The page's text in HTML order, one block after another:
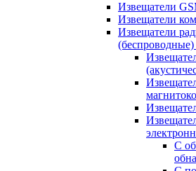
Извещатели
Извещатели
Извещатели
(беспроводные)
С